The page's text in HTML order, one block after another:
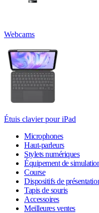
Webcams
Étuis clavier pour iPad
Microphones
Haut-parleurs
Stylets numériques
Équipement de
Course
Dispositifs de
Tapis de souris
Accessoires
Meilleures ventes